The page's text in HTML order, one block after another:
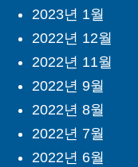
2023년 1월
2022년 12월
2022년 11월
2022년 9월
2022년 8월
2022년 7월
2022년 6월